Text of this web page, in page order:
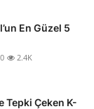
En Güzel 5
0 2.4K
Tepki Çeken K-